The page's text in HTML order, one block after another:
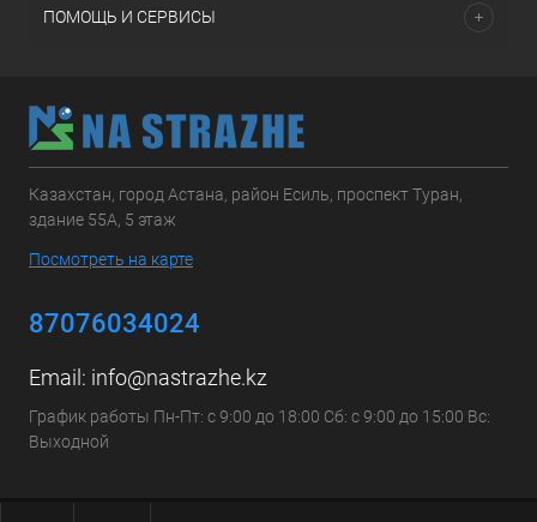
ПОМОЩЬ И СЕРВИСЫ
Казахстан, город Астана, район Есиль, проспект Туран,
здание 55А, 5 этаж
Посмотреть на карте
87076034024
Email: info@nastrazhe.kz
График работы Пн-Пт: с 9:00 до 18:00 Сб: с 9:00 до 15:00 Вс:
Выходной